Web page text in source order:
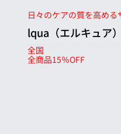
全商品15％OFF
日々のケアの質を高める
lqua（エルキュア）
全国